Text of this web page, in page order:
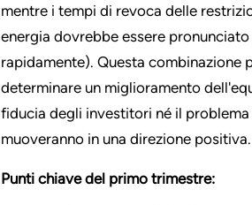
mentre i tempi di revoca delle
energia dovrebbe essere
rapidamente). Questa
determinare un miglioramento
fiducia degli investitori né il
muoveranno in una direzione positiva.
Punti chiave del primo trimestre: